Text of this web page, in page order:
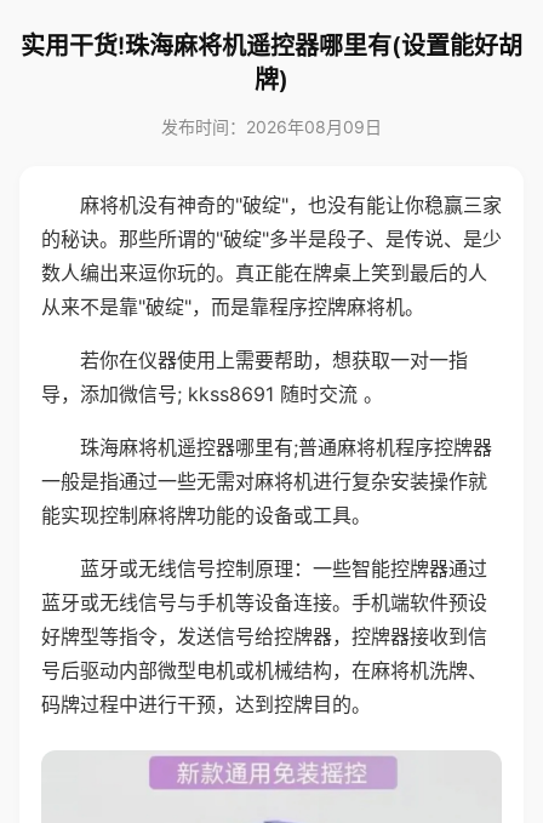
实用干货!珠海麻将机遥控器哪里有(设置能好胡
牌)
发布时间：2026年08月09日
麻将机没有神奇的"破绽"，也没有能让你稳赢三家
的秘诀。那些所谓的"破绽"多半是段子、是传说、是少
数人编出来逗你玩的。真正能在牌桌上笑到最后的人
从来不是靠"破绽"，而是靠程序控牌麻将机。
若你在仪器使用上需要帮助，想获取一对一指
导，添加微信号; kkss8691 随时交流 。
珠海麻将机遥控器哪里有;普通麻将机程序控牌器
一般是指通过一些无需对麻将机进行复杂安装操作就
能实现控制麻将牌功能的设备或工具。
蓝牙或无线信号控制原理：一些智能控牌器通过
蓝牙或无线信号与手机等设备连接。手机端软件预设
好牌型等指令，发送信号给控牌器，控牌器接收到信
号后驱动内部微型电机或机械结构，在麻将机洗牌、
码牌过程中进行干预，达到控牌目的。